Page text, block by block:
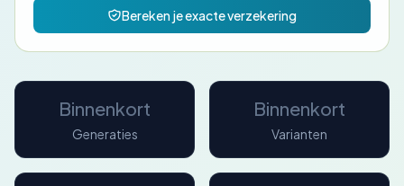
Bereken je exacte verzekering
Binnenkort
Generaties
Binnenkort
Varianten